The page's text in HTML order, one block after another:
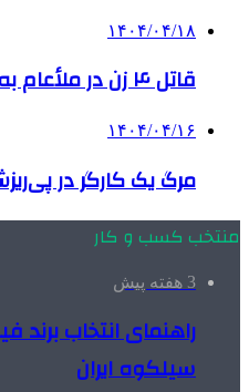
۱۴۰۴/۰۴/۱۸
قاتل ۴ زن در ملأعام به دار آویخته شد
۱۴۰۴/۰۴/۱۶
مرگ یک کارگر در
منتخب کسب و کار
3 هفته پیش
راهنمای انتخاب برند
سیلکوه ایران